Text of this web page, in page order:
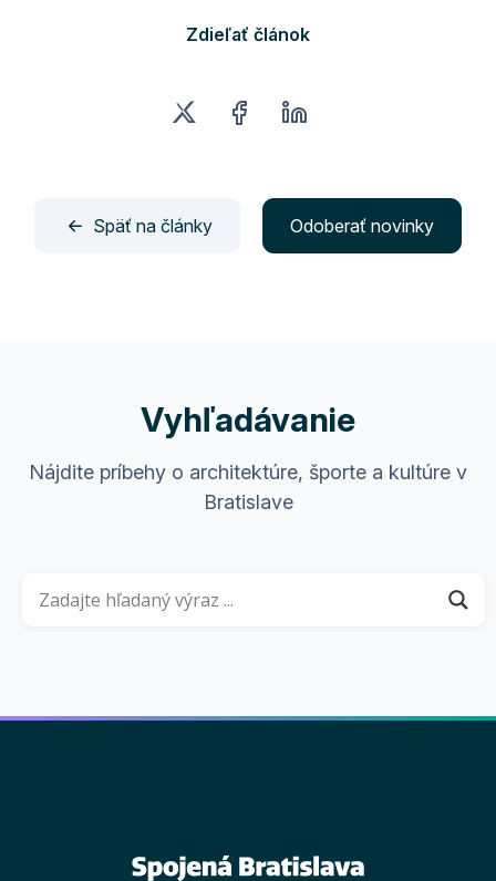
Zdieľať článok
Späť na články Odoberať novinky
Vyhľadávanie
Nájdite príbehy o architektúre, športe a kultúre v
Bratislave